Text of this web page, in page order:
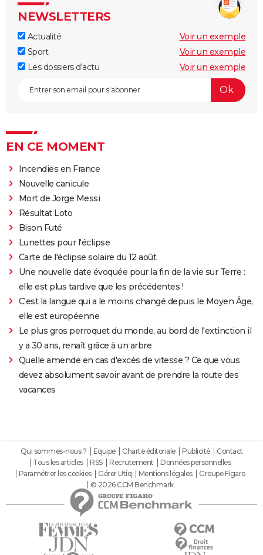
NEWSLETTERS
Actualité
Voir un exemple
Sport
Voir un exemple
Les dossiers d'actu
Voir un exemple
EN CE MOMENT
Incendies en France
Nouvelle canicule
Mort de Jorge Messi
Résultat Loto
Bison Futé
Lunettes pour l'éclipse
Carte de l'éclipse solaire du 12 août
Une nouvelle date évoquée pour la fin de la vie sur Terre :
elle est plus tardive que les précédentes !
C'est la langue qui a le moins changé depuis le Moyen Âge,
elle est européenne
Le plus gros perroquet du monde, au bord de l'extinction il
y a 30 ans, renaît grâce à un arbre
Quelle amende en cas d'excès de vitesse ? Ce que vous
devez absolument savoir avant de prendre la route des
vacances
Qui sommes-nous ? Equipe Charte éditoriale Publicité
Contact
Tous les articles
RSS Recrutement
Données personnelles
Paramétrer les cookies
Gérer Utiq Mentions légales
Groupe Figaro
© 2026 CCM Benchmark